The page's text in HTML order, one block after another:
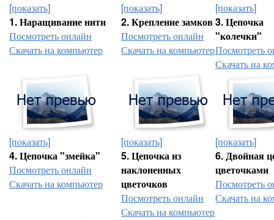
[показать]
1. Наращивание нити
Посмотреть онлайн
Скачать на компьютер
[показать]
2. Крепление замков
Посмотреть онлайн
Скачать на компьютер
[показать]
3. Цепочка
"колечки"
Посмотреть
Скачать на
[показать]
4. Цепочка "змейка"
Посмотреть онлайн
Скачать на компьютер
[показать]
5. Цепочка из
наклоненных
цветочков
Посмотреть онлайн
Скачать на компьютер
[показать]
6. Двойная
цветочками
Посмотреть
Скачать на